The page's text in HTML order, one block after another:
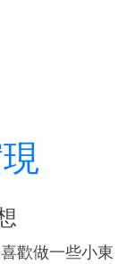
歡做一些小東